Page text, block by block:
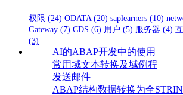
权限 (24) ODATA (20) saplearners (10)
Gateway (7) CDS (6) 用户 (5) 服务器 (4)
(3)
AI的ABAP开发中的使用
常用域文本转换及域例程
发送邮件
ABAP结构数据转换为全